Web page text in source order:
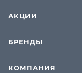
АКЦИИ
БРЕНДЫ
КОМПАНИЯ